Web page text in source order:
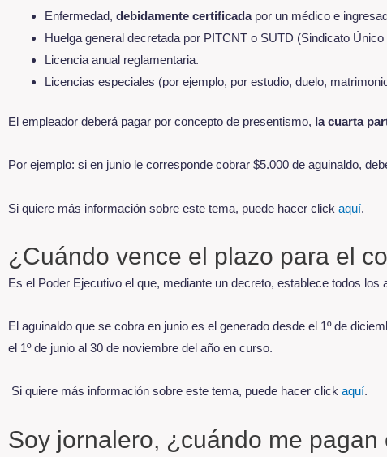
Enfermedad, debidamente certificadapor un médico e
Huelga general decretada por PITCNT o SUTD (Sindicato
Licencia anual reglamentaria.
Licencias especiales (por ejemplo, por estudio, duelo,
El empleador deberá pagar por concepto de presentismo, la cuarta
Por ejemplo: si en junio le corresponde cobrar $5.000 de aguinaldo,
Si quiere más información sobre este tema, puede hacer click aquí.
¿Cuándo vence el plazo para el
Es el Poder Ejecutivo el que, mediante un decreto, establece todos
El aguinaldo que se cobra en junio es el generado desde el 1º de
el 1º de junio al 30 de noviembre del año en curso.
Si quiere más información sobre este tema, puede hacer click aquí.
Soy jornalero, ¿cuándo me pagan